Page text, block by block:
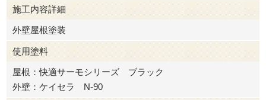
施工内容詳細
外壁屋根塗装
使用塗料
屋根：快適サーモシリーズ ブラック
外壁：ケイセラ N-90